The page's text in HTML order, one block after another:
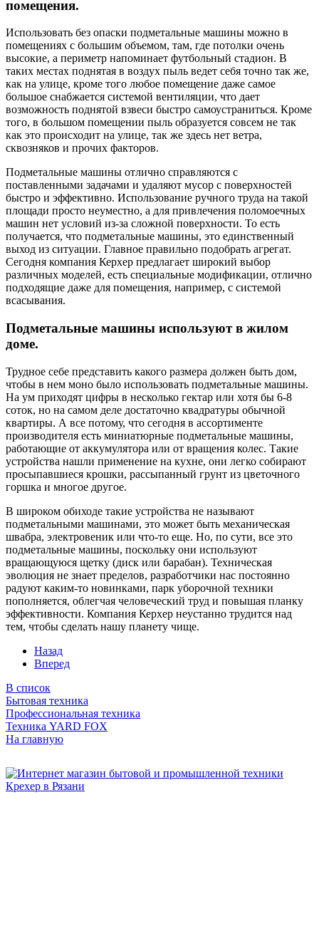
помещения.
Использовать без опаски подметальные машины можно в
помещениях с большим объемом, там, где потолки очень
высокие, а периметр напоминает футбольный стадион. В
таких местах поднятая в воздух пыль ведет себя точно так же,
как на улице, кроме того любое помещение даже самое
большое снабжается системой вентиляции, что дает
возможность поднятой взвеси быстро самоустраниться. Кроме
того, в большом помещении пыль образуется совсем не так
как это происходит на улице, так же здесь нет ветра,
сквозняков и прочих факторов.
Подметальные машины отлично справляются с
поставленными задачами и удаляют мусор с поверхностей
быстро и эффективно. Использование ручного труда на такой
площади просто неуместно, а для привлечения поломоечных
машин нет условий из-за сложной поверхности. То есть
получается, что подметальные машины, это единственный
выход из ситуации. Главное правильно подобрать агрегат.
Сегодня компания Керхер предлагает широкий выбор
различных моделей, есть специальные модификации, отлично
подходящие даже для помещения, например, с системой
всасывания.
Подметальные машины используют в жилом
доме.
Трудное себе представить какого размера должен быть дом,
чтобы в нем моно было использовать подметальные машины.
На ум приходят цифры в несколько гектар или хотя бы 6-8
соток, но на самом деле достаточно квадратуры обычной
квартиры. А все потому, что сегодня в ассортименте
производителя есть миниатюрные подметальные машины,
работающие от аккумулятора или от вращения колес. Такие
устройства нашли применение на кухне, они легко собирают
просыпавшиеся крошки, рассыпанный грунт из цветочного
горшка и многое другое.
В широком обиходе такие устройства не называют
подметальными машинами, это может быть механическая
швабра, электровеник или что-то еще. Но, по сути, все это
подметальные машины, поскольку они используют
вращающуюся щетку (диск или барабан). Техническая
эволюция не знает пределов, разработчики нас постоянно
радуют каким-то новинками, парк уборочной техники
пополняется, облегчая человеческий труд и повышая планку
эффективности. Компания Керхер неустанно трудится над
тем, чтобы сделать нашу планету чище.
Назад
Вперед
В список
Бытовая техника
Профессиональная техника
Техника YARD FOX
На главную